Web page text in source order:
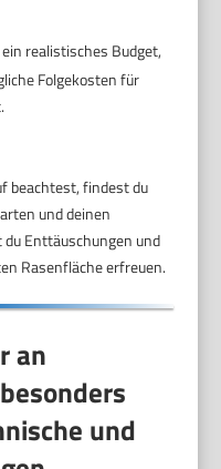
realistisches Budget,
Folgekosten für
beachtest, findest du
und deinen
Enttäuschungen und
Rasenfläche erfreuen.
an
und